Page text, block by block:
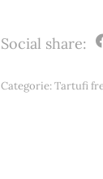
Social share:
Categorie:Tartufi